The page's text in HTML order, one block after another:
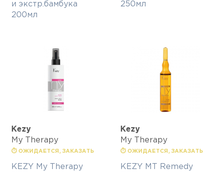
и экстр.бамбука
200мл
250мл
Kezy
My Therapy
⏱ ОЖИДАЕТСЯ, ЗАКАЗАТЬ
KEZY My Therapy
Kezy
My Therapy
⏱ ОЖИДАЕТСЯ, ЗАКАЗАТЬ
KEZY MT Remedy